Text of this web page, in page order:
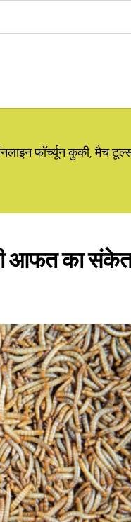
फॉर्च्यून कुकी, मैच
आफत का संकेत